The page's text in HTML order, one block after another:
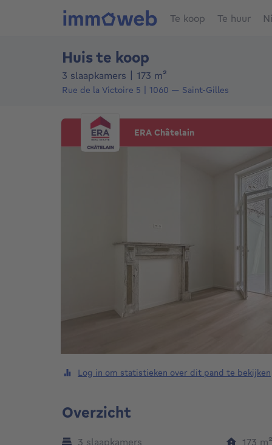
Te koop Te huur
Huis te koop
3 slaapkamers 173 m²
Rue de la Victoire 5 1060 — Saint-Gilles
ERA Châtelain
Log in om statistieken over dit pand te bekijken
Overzicht
3 slaapkamers
173 m²